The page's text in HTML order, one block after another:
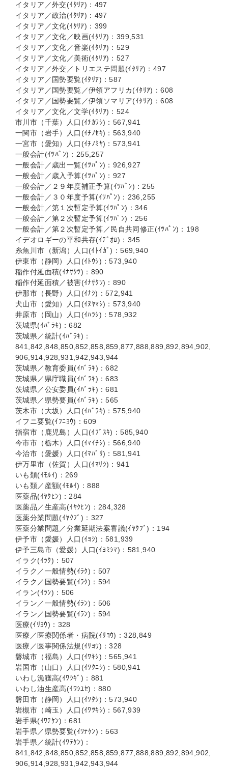
イタリア／外交(ｲﾀﾘｱ)：497
イタリア／政治(ｲﾀﾘｱ)：497
イタリア／文化(ｲﾀﾘｱ)：399
イタリア／文化／映画(ｲﾀﾘｱ)：399,531
イタリア／文化／音楽(ｲﾀﾘｱ)：529
イタリア／文化／美術(ｲﾀﾘｱ)：527
イタリア／外交／トリエステ問題(ｲﾀﾘｱ)：497
イタリア／国勢要覧(ｲﾀﾘｱ)：587
イタリア／国勢要覧／伊領アフリカ(ｲﾀﾘｱ)：608
イタリア／国勢要覧／伊領ソマリア(ｲﾀﾘｱ)：608
イタリア／文化／文学(ｲﾀﾘｱ)：524
市川市（千葉）人口(ｲﾁｶﾜｼ)：567,941
一関市（岩手）人口(ｲﾁﾉｾｷ)：563,940
一宮市（愛知）人口(ｲﾁﾉﾐﾔ)：573,941
一般会計(ｲﾂﾊﾟﾝ)：255,257
一般会計／歳出一覧(ｲﾂﾊﾟﾝ)：926,927
一般会計／歳入予算(ｲﾂﾊﾟﾝ)：927
一般会計／２９年度補正予算(ｲﾂﾊﾟﾝ)：255
一般会計／３０年度予算(ｲﾂﾊﾟﾝ)：236,255
一般会計／第１次暫定予算(ｲﾂﾊﾟﾝ)：346
一般会計／第２次暫定予算(ｲﾂﾊﾟﾝ)：256
一般会計／第２次暫定予算／民自共同修正(ｲﾂﾊﾟﾝ)：198
イデオロギーの平和共存(ｲﾃﾞｵﾛ)：345
糸魚川市（新潟）人口(ｲﾄｲｶﾞ)：569,940
伊東市（静岡）人口(ｲﾄｳｼ)：573,940
稲作付延面積(ｲﾅｻｸﾂ)：890
稲作付延面積／被害(ｲﾅｻｸﾂ)：890
伊那市（長野）人口(ｲﾅｼ)：572,941
犬山市（愛知）人口(ｲﾇﾔﾏｼ)：573,940
井原市（岡山）人口(ｲﾊﾗｼ)：578,932
茨城県(ｲﾊﾞﾗｷ)：682
茨城県／統計(ｲﾊﾞﾗｷ)：
841,842,848,850,852,858,859,877,888,889,892,894,902,
906,914,928,931,942,943,944
茨城県／教育委員(ｲﾊﾞﾗｷ)：682
茨城県／県庁職員(ｲﾊﾞﾗｷ)：683
茨城県／公安委員(ｲﾊﾞﾗｷ)：681
茨城県／県勢要員(ｲﾊﾞﾗｷ)：565
茨木市（大坂）人口(ｲﾊﾞﾗｷ)：575,940
イフニ要覧(ｲﾌﾆﾖｳ)：609
指宿市（鹿児島）人口(ｲﾌﾞｽｷ)：585,940
今市市（栃木）人口(ｲﾏｲﾁｼ)：566,940
今治市（愛媛）人口(ｲﾏﾊﾞﾘ)：581,941
伊万里市（佐賀）人口(ｲﾏﾘｼ)：941
いも類(ｲﾓﾙｲ)：269
いも類／産額(ｲﾓﾙｲ)：888
医薬品(ｲﾔｸﾋﾝ)：284
医薬品／生産高(ｲﾔｸﾋﾝ)：284,328
医薬分業問題(ｲﾔｸﾌﾞ)：327
医薬分業問題／分業延期法案審議(ｲﾔｸﾌﾞ)：194
伊予市（愛媛）人口(ｲﾖｼ)：581,939
伊予三島市（愛媛）人口(ｲﾖﾐｼﾏ)：581,940
イラク(ｲﾗｸ)：507
イラク／一般情勢(ｲﾗｸ)：507
イラク／国勢要覧(ｲﾗｸ)：594
イラン(ｲﾗﾝ)：506
イラン／一般情勢(ｲﾗﾝ)：506
イラン／国勢要覧(ｲﾗﾝ)：594
医療(ｲﾘﾖｳ)：328
医療／医療関係者・病院(ｲﾘﾖｳ)：328,849
医療／医事関係法規(ｲﾘﾖｳ)：328
磐城市（福島）人口(ｲﾜｷｼ)：565,941
岩国市（山口）人口(ｲﾜｸﾆｼ)：580,941
いわし漁獲高(ｲﾜｼｷﾞ)：881
いわし油生産高(ｲﾜｼﾕｾ)：880
磐田市（静岡）人口(ｲﾜﾀｼ)：573,940
岩槻市（崎玉）人口(ｲﾜﾂｷｼ)：567,939
岩手県(ｲﾜﾃｹﾝ)：681
岩手県／県勢要覧(ｲﾜﾃｹﾝ)：563
岩手県／統計(ｲﾜﾃｹﾝ)：
841,842,848,850,852,858,859,877,888,889,892,894,902,
906,914,928,931,942,943,944